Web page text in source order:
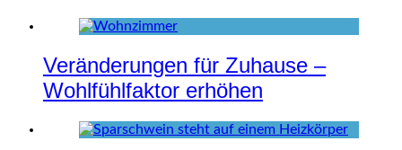
Veränderungen für Zuhause –
Wohlfühlfaktor erhöhen